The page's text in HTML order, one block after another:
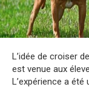
L’idée de croiser
est venue aux
L’expérience a